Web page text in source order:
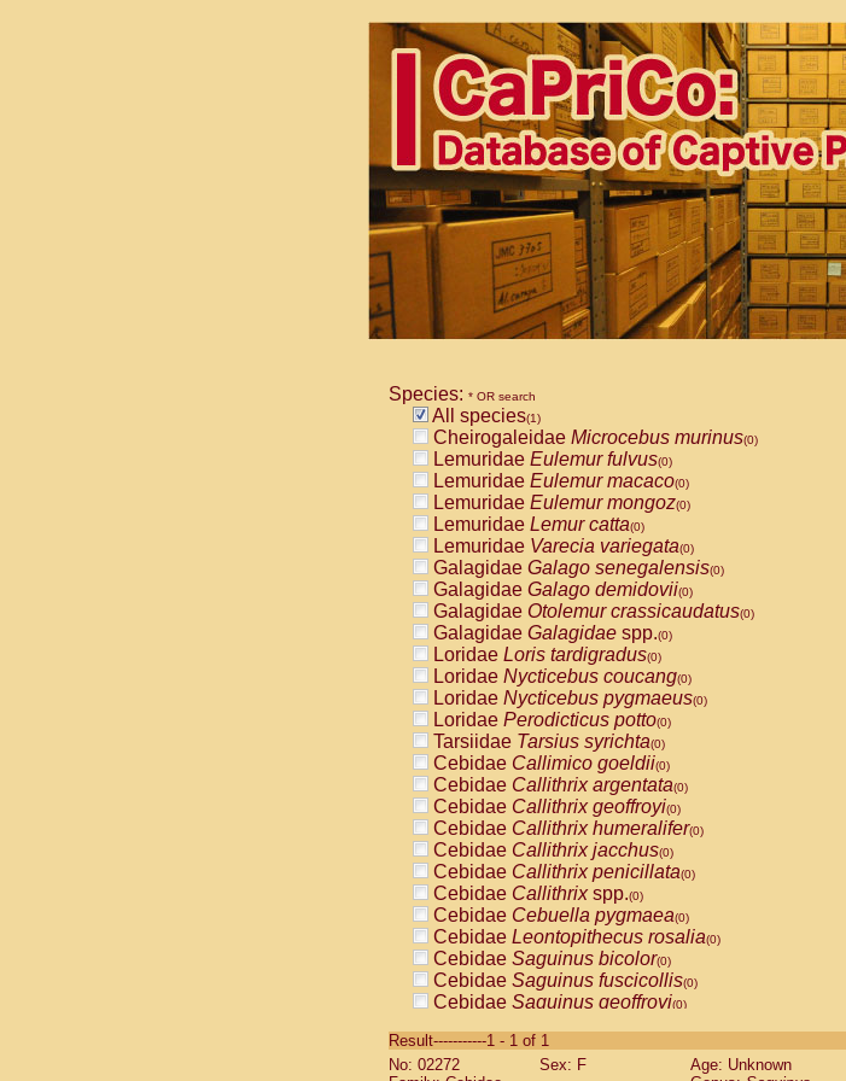
Species: * OR search
All species(1)
Cheirogaleidae Microcebus murinus(0)
Lemuridae Eulemur fulvus(0)
Lemuridae Eulemur macaco(0)
Lemuridae Eulemur mongoz(0)
Lemuridae Lemur catta(0)
Lemuridae Varecia variegata(0)
Galagidae Galago senegalensis(0)
Galagidae Galago demidovii(0)
Galagidae Otolemur crassicaudatus(0)
Galagidae Galagidae spp.(0)
Loridae Loris tardigradus(0)
Loridae Nycticebus coucang(0)
Loridae Nycticebus pygmaeus(0)
Loridae Perodicticus potto(0)
Tarsiidae Tarsius syrichta(0)
Cebidae Callimico goeldii(0)
Cebidae Callithrix argentata(0)
Cebidae Callithrix geoffroyi(0)
Cebidae Callithrix humeralifer(0)
Cebidae Callithrix jacchus(0)
Cebidae Callithrix penicillata(0)
Cebidae Callithrixspp.(0)
Cebidae Cebuella pygmaea(0)
Cebidae Leontopithecus rosalia(0)
Cebidae Saguinus bicolor(0)
Cebidae Saguinus fuscicollis(0)
Cebidae Saguinus geoffroyi(0)
CebidaeSaguinus labiatus(0)
Cebidae Saguinus leucopus (0)
Result-----------1 - 1 of 1
No: 02272
Sex: F
Age: Unknown